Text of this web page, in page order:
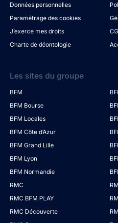
Données personnelles
Paramétrage des cookies
J’exerce mes droits
Charte de déontologie
Les sites du groupe
BFM
BFM Bourse
BFM Locales
BFM Côte d’Azur
BFM Grand Lille
BFM Lyon
BFM Normandie
RMC
RMC BFM PLAY
RMC Découverte